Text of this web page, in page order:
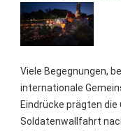
Viele Begegnungen,
internationale
Eindrücke prägten
Soldatenwallfahrt